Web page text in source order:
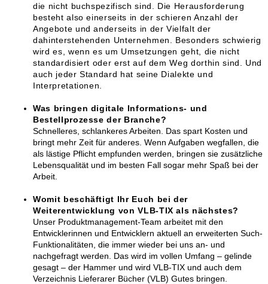
die nicht buchspezifisch sind. Die Herausforderung
besteht also einerseits in der schieren Anzahl der
Angebote und anderseits in der Vielfalt der
dahinterstehenden Unternehmen. Besonders schwierig
wird es, wenn es um Umsetzungen geht, die nicht
standardisiert oder erst auf dem Weg dorthin sind. Und
auch jeder Standard hat seine Dialekte und
Interpretationen.
Was bringen digitale Informations- und
Bestellprozesse der Branche?
Schnelleres, schlankeres Arbeiten. Das spart Kosten und
bringt mehr Zeit für anderes. Wenn Aufgaben wegfallen, die
als lästige Pflicht empfunden werden, bringen sie zusätzliche
Lebensqualität und im besten Fall sogar mehr Spaß bei der
Arbeit.
Womit beschäftigt Ihr Euch bei der
Weiterentwicklung von VLB-TIX als nächstes?
Unser Produktmanagement-Team arbeitet mit den
Entwicklerinnen und Entwicklern aktuell an erweiterten Such-
Funktionalitäten, die immer wieder bei uns an- und
nachgefragt werden. Das wird im vollen Umfang – gelinde
gesagt – der Hammer und wird VLB-TIX und auch dem
Verzeichnis Lieferarer Bücher (VLB) Gutes bringen.